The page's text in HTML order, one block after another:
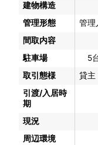
建物構造
管理形態
管
間取内容
駐車場
5
取引態様
貸主
引渡/入居時
期
現況
周辺環境